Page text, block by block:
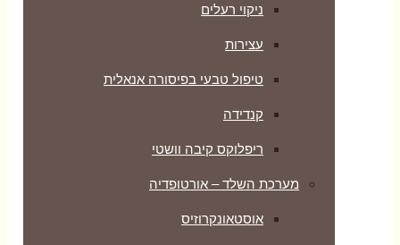
ניקוי רעלים
עצירות
טיפול טבעי בפיסורה אנאלית
קנדידה
ריפלוקס קיבה וושטי
מערכת השלד – אורטופדיה
אוסטאונקרוזיס